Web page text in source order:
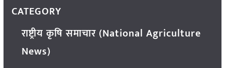
CATEGORY
राष्ट्रीय कृषि समाचार (National Agriculture
News)